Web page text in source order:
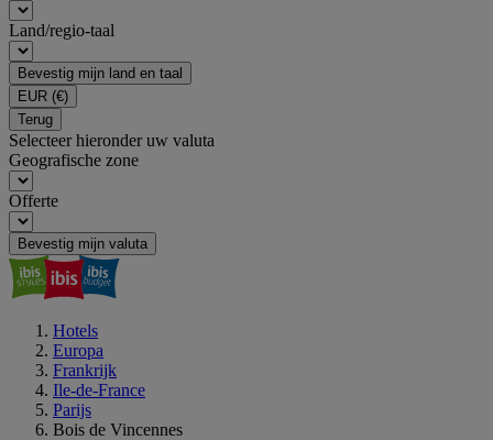
Land/regio-taal
Bevestig mijn land en taal
EUR (€)
Terug
Selecteer hieronder uw valuta
Geografische zone
Offerte
Bevestig mijn valuta
Hotels
Europa
Frankrijk
Ile-de-France
Parijs
Bois de Vincennes